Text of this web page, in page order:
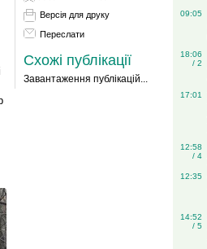
Версія для друку
Переслати
Схожі публікації
Завантаження публікацій...
09:05
18:06
/ 2
17:01
12:58
/ 4
12:35
14:52
/ 5